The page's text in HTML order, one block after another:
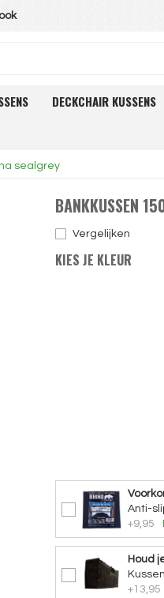
DECKCHAIR KUSSENS
sealgrey
BANKKUSSEN
Vergelijken
KIES JE KLEUR
Anti-
+9,95
Houd
+13,95